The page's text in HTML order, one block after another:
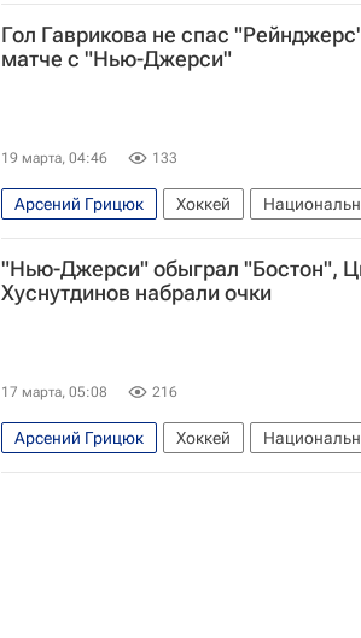
Нью-Джерси Девилз
Александр Овечкин
Гол Гаврикова не спас
матче с "Нью-Джерси"
19 марта, 04:46 133
Арсений Грицюк Хоккей
Нью-Йорк Рейнджерс
Владислав
"Нью-Джерси" обыграл "Бостон",
Хуснутдинов набрали очки
17 марта, 05:08 216
Арсений Грицюк Хоккей
Бостон Брюинз
Максим Цыплаков